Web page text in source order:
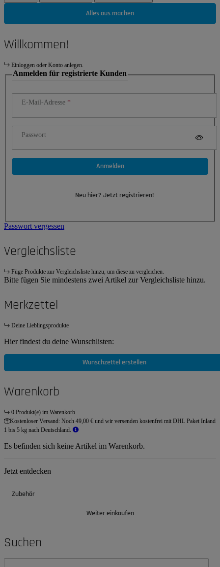
Alles aus machen
Willkommen!
Einloggen oder Konto anlegen.
Anmelden für registrierte Kunden
E-Mail-Adresse
Passwort
Anmelden
Neu hier? Jetzt registrieren!
Passwort vergessen
Vergleichsliste
Füge Produkte zur Vergleichsliste hinzu, um diese zu vergleichen.
Bitte fügen Sie mindestens zwei Artikel zur Vergleichsliste hinzu.
Merkzettel
Deine Lieblingsprodukte
Hier findest du deine Wunschlisten:
Wunschzettel erstellen
Warenkorb
0 Produkt(e) im Warenkorb
Kostenloser Versand: Noch 49,00 € und wir versenden kostenfrei mit DHL Paket Inland
1 bis 5 kg nach Deutschland.
Es befinden sich keine Artikel im Warenkorb.
Jetzt entdecken
Zubehör
Weiter einkaufen
Suchen